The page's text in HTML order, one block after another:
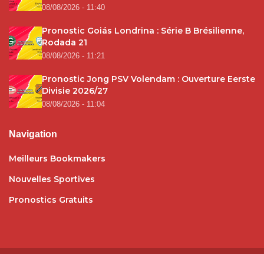
08/08/2026 - 11:40
Pronostic Goiás Londrina : Série B Brésilienne,
Rodada 21
08/08/2026 - 11:21
Pronostic Jong PSV Volendam : Ouverture Eerste
Divisie 2026/27
08/08/2026 - 11:04
Navigation
Meilleurs Bookmakers
Nouvelles Sportives
Pronostics Gratuits